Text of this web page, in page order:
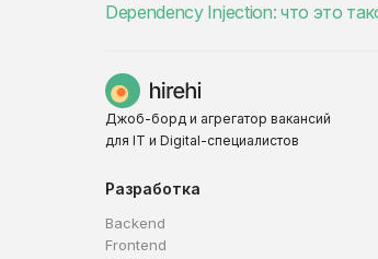
Dependency Injection: что это
Джоб-борд и агрегатор вакансий
для IT и Digital-специалистов
Разработка
Backend
Frontend